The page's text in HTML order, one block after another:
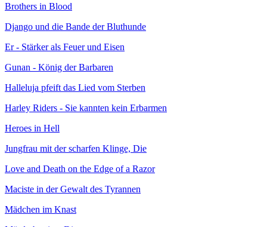
Brothers in Blood
Django und die Bande der Bluthunde
Er - Stärker als Feuer und Eisen
Gunan - König der Barbaren
Halleluja pfeift das Lied vom Sterben
Harley Riders - Sie kannten kein Erbarmen
Heroes in Hell
Jungfrau mit der scharfen Klinge, Die
Love and Death on the Edge of a Razor
Maciste in der Gewalt des Tyrannen
Mädchen im Knast